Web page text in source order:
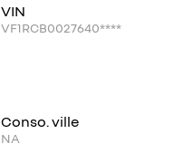
VIN
VF1RCB0027640****
Conso. ville
NA